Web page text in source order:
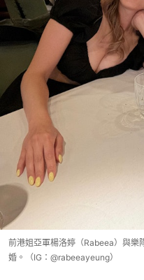
前港姐亞軍楊洛婷（Rabeea）與
婚。（IG：@rabeeayeung）